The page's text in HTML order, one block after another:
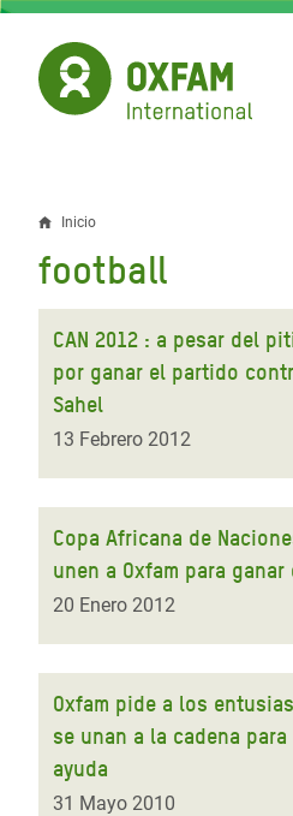
Pasar
contenido
principal
Sobrescribir
enlaces
de
ayuda
la
navegación
Inicio
football
CAN 2012 : a pesar del
por ganar el partido
Sahel
13 Febrero 2012
Copa Africana de
unen a Oxfam para
20 Enero 2012
Oxfam pide a los
se unan a la cadena
ayuda
31 Mayo 2010